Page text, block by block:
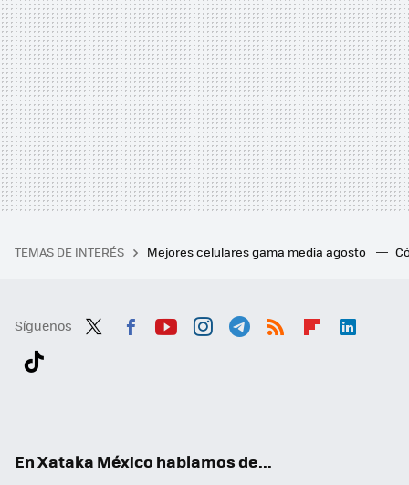
TEMAS DE INTERÉS Mejores celulares gama media agosto
Síguenos
En Xataka México hablamos de...